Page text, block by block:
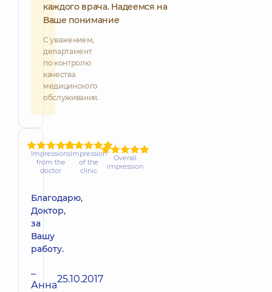
каждого врача. Надеемся на
Ваше понимание
С уважением,
департамент
по контролю
качества
медицинского
обслуживания.
Impressions
from the
doctor
Impression
of the
clinic
Overall
impression
Благодарю,
Доктор,
за
Вашу
работу.
–
Анна25.10.2017